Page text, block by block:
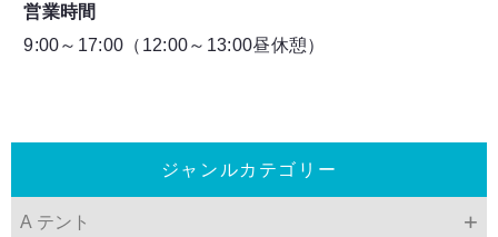
ジャンルカテゴリー
A テント
営業時間
9:00～17:00（12:00～13:00昼休憩）